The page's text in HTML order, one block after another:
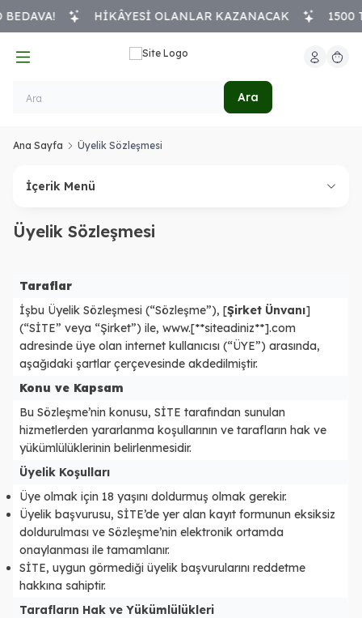
HİKÂYESİ OLANLAR KAZANACAK 1500
Ara
Hesabım
Ana Sayfa Üyelik Sözleşmesi
İçerik Menü
Üyelik Sözleşmesi
Taraflar
İşbu Üyelik Sözleşmesi (“Sözleşme”), [Şirket Ünvanı]
(“SİTE” veya “Şirket”) ile, www.[**siteadiniz**].com
adresinde üye olan internet kullanıcısı (“ÜYE”) arasında,
aşağıdaki şartlar çerçevesinde akdedilmiştir.
Konu ve Kapsam
Bu Sözleşme’nin konusu, SİTE tarafından sunulan
hizmetlerden yararlanma koşullarının ve tarafların hak ve
yükümlülüklerinin belirlenmesidir.
Üyelik Koşulları
Üye olmak için 18 yaşını doldurmuş olmak gerekir.
Üyelik başvurusu, SİTE’de yer alan kayıt formunun eksiksiz
doldurulması ve Sözleşme’nin elektronik ortamda
onaylanması ile tamamlanır.
SİTE, uygun görmediği üyelik başvurularını reddetme
hakkına sahiptir.
Tarafların Hak ve Yükümlülükleri